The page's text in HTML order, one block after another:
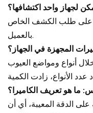
لجهاز واحد اكتشافها؟
على طلب الكشف الخاص
بالعميل.
المجهزة في الجهاز؟
أنواع ومواضع العيوب
ما هو تعريف الكاميرا؟
الدقة المعيبة، أي أن